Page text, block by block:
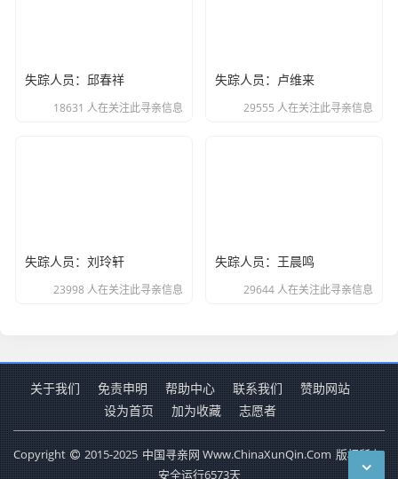
失踪人员：邱春祥
18631 人在关注此寻亲信息
失踪人员：卢维来
29555 人在关注此寻亲信息
失踪人员：刘玲轩
23998 人在关注此寻亲信息
失踪人员：王晨鸣
29644 人在关注此寻亲信息
关于我们 免责申明 帮助中心 联系我们
赞助网站
设为首页
加为收藏 志愿者
Copyright 2015-2025 中国寻亲网 Www.ChinaXunQin.Com 版权所有.
安全运行6573天